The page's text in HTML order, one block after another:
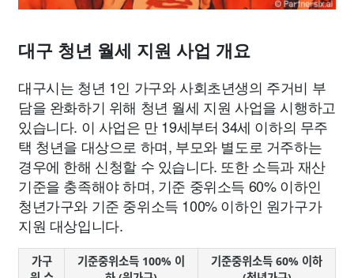
대구 청년 월세 지원 사업 개요
대구시는 청년 1인 가구와 사회초년생의 주거비 부
담을 완화하기 위해 청년 월세 지원 사업을 시행하고
있습니다. 이 사업은 만 19세부터 34세 이하의 무주
택 청년을 대상으로 하며, 부모와 별도로 거주하는
경우에 한해 신청할 수 있습니다. 또한 소득과 재산
기준을 충족해야 하며, 기준 중위소득 60% 이하인
청년가구와 기준 중위소득 100% 이하인 원가구가
지원 대상입니다.
가구
기준중위소득 100% 이
기준중위소득 60% 이하